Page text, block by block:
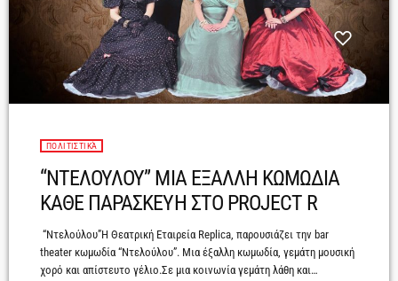
ΠΟΛΙΤΙΣΤΙΚΆ
“ΝΤΕΛΟΥΛΟΥ” ΜΙΑ ΕΞΑΛΛΗ ΚΩΜΩΔΙΑ
ΚΑΘΕ ΠΑΡΑΣΚΕΥΗ ΣΤΟ PROJECT R
“Ντελούλου”Η Θεατρική Εταιρεία Replica, παρουσιάζει την bar
theater κωμωδία “Ντελούλου”. Μια έξαλλη κωμωδία, γεμάτη μουσική
χορό και απίστευτο γέλιο.Σε μια κοινωνία γεμάτη λάθη και